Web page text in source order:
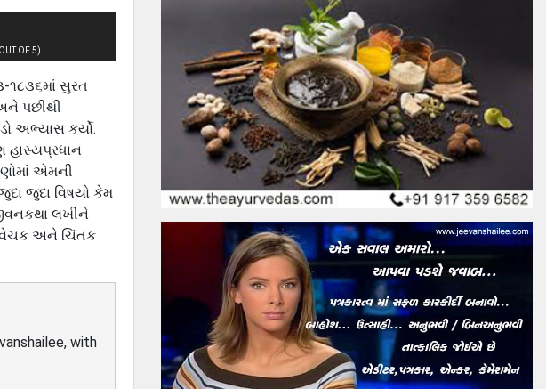
OUT OF 5)
૧૮૩૬માં સુરત
પછીથી
અભ્યાસ કર્યો.
હાસ્યપ્રધાન
એમની
જુદા વિષયો કેમ
લખીને
અને ચિંતક
with